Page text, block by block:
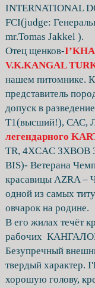
INTERNATIONAL
FCI(judge:
mr.Tomas Jakkel ).
Отец щенков-
V.K.KANGAL
нашем питомнике.
представитель
допуск в
Т1(высший!), САС,
легендарного
TR, 4XCAC 3XBOB
BIS)- Ветерана
красавицы AZRA –
одной из самых
овчарок на родине.
В его жилах течёт
рабочих
Безупречный
твердый характер.
хорошую голову,